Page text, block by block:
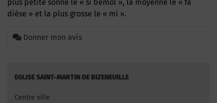
plus petite sonne le « si bémol », la moyenne le « fa
dièse » et la plus grosse le « mi ».
Donner mon avis
EGLISE SAINT-MARTIN DE BIZENEUILLE
Centre ville